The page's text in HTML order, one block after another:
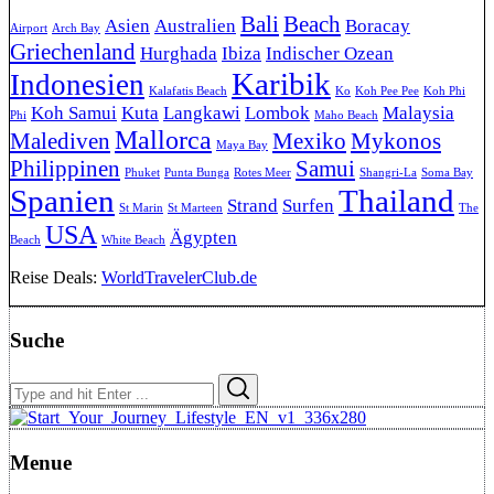
Airport Arch Bay Asien Australien BaliBeach Boracay
Griechenland Hurghada Ibiza Indischer Ozean
Indonesien Kalafatis Beach Karibik Ko Koh Pee Pee Koh Phi
Phi Koh Samui Kuta Langkawi Lombok Maho Beach Malaysia
Malediven Mallorca Maya Bay Mexiko Mykonos
Philippinen Phuket Punta Bunga Rotes Meer Samui Shangri-La Soma Bay
Spanien St Marin St Marteen Strand Surfen Thailand The
Beach USA White Beach Ägypten
Reise Deals: WorldTravelerClub.de
Suche
Search
for:
Menue